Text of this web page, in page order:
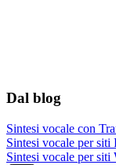
Dal blog
Sintesi vocale con
Sintesi vocale per
Sintesi vocale per